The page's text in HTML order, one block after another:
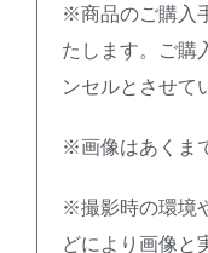
※商品のご購入
たします。ご購
ンセルとさせて
※画像はあくま
※撮影時の環境
どにより画像と